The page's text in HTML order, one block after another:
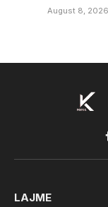
August 8, 2026
LAJME